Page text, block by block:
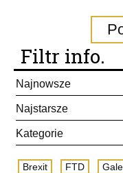
Filtr info.
Najnowsze
Najstarsze
Kategorie
Brexit FTD